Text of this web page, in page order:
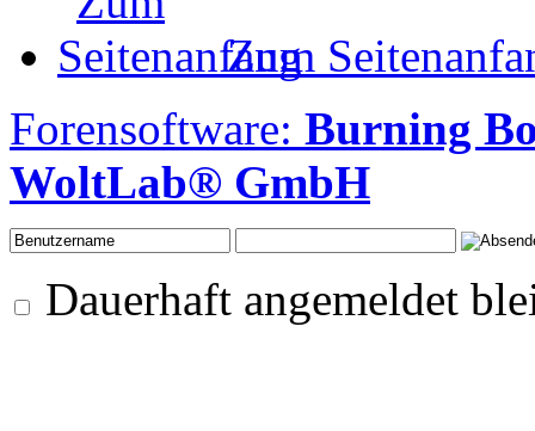
Zum
Forensoftware: Burning
WoltLab® GmbH
Dauerhaft angemeldet